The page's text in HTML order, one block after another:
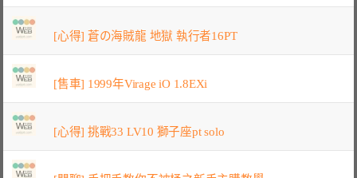
[心得] 蒼の海賊龍 地獄 執行者16PT
[售車] 1999年Virage iO 1.8EXi
[心得] 挑戰33 LV10 獅子座pt solo